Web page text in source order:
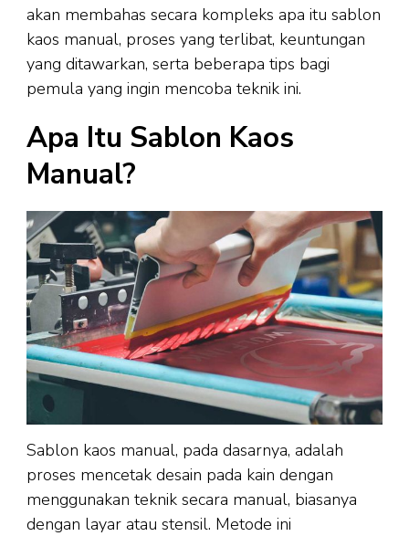
akan membahas secara kompleks apa itu sablon
kaos manual, proses yang terlibat, keuntungan
yang ditawarkan, serta beberapa tips bagi
pemula yang ingin mencoba teknik ini.
Apa Itu Sablon Kaos
Manual?
Sablon kaos manual, pada dasarnya, adalah
proses mencetak desain pada kain dengan
menggunakan teknik secara manual, biasanya
dengan layar atau stensil. Metode ini